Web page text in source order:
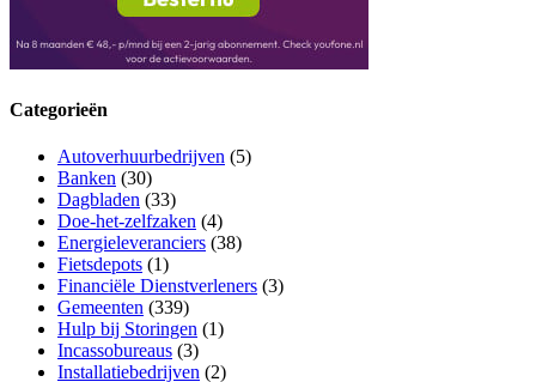
Categorieën
Autoverhuurbedrijven (5)
Banken (30)
Dagbladen (33)
Doe-het-zelfzaken (4)
Energieleveranciers (38)
Fietsdepots (1)
Financiële Dienstverleners (3)
Gemeenten (339)
Hulp bij Storingen (1)
Incassobureaus (3)
Installatiebedrijven (2)